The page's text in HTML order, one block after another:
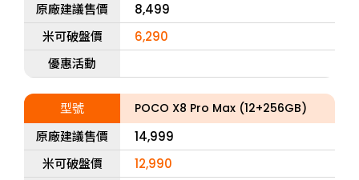
原廠建議售價
8,499
米可破盤價
6,290
優惠活動
型號 POCO X8 Pro Max (12+256GB)
原廠建議售價
14,999
米可破盤價
12,990